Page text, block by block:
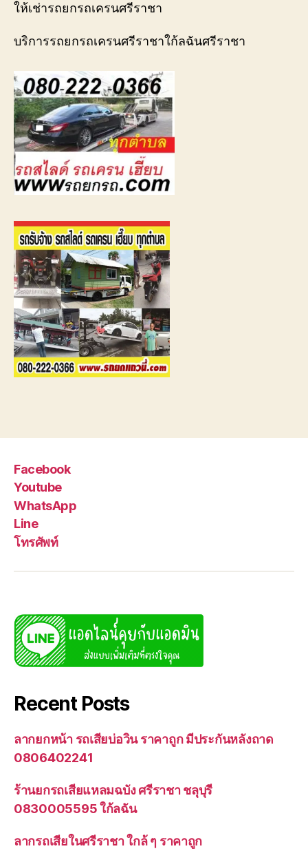
ให้เช่ารถยกรถเครนศรีราชา
บริการรถยกรถเครนศรีราชาใก้ลฉันศรีราชา
Facebook
Youtube
WhatsApp
Line
โทรศัพท์
Recent Posts
ลากยกหน้า รถเสียบ่อวิน ราคาถูก มีประกันหลังถาด
0806402241
ร้านยกรถเสียแหลมฉบัง ศรีราชา ชลุบุรี
0830005595 ใก้ลฉัน
ลากรถเสียในศรีราชา ใกล้ ๆ ราคาถูก